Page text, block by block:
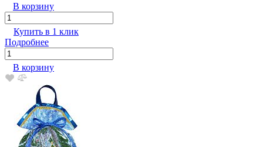
В корзину
Купить в 1 клик
Подробнее
В корзину